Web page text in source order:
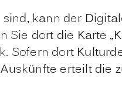
kann der
dort die Karte
Sofern dort
erteilt die